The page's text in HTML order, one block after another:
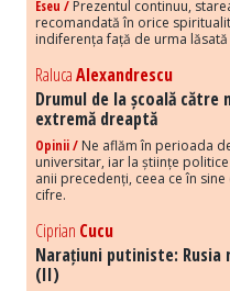
Eseu / Prezentul continuu,
recomandată în orice
indiferența față de urma
RalucaAlexandrescu
Drumul de la școală
extremă dreaptă
Opinii / Ne aflăm în perioada
universitar, iar la științe
anii precedenți, ceea ce în
cifre.
Ciprian Cucu
Narațiuni putiniste: Rusia
(II)